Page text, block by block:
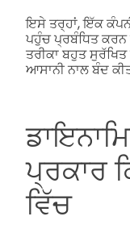
ਇਸੇ ਤਰ੍ਹਾਂ, ਇੱਕ
ਪਹੁੰਚ ਪ੍ਰਬੰਧਿਤ
ਤਰੀਕਾ ਬਹੁਤ
ਆਸਾਨੀ ਨਾਲ ਬੰਦ
ਪ੍ਰਕਾਰ
ਵਿੱਚ